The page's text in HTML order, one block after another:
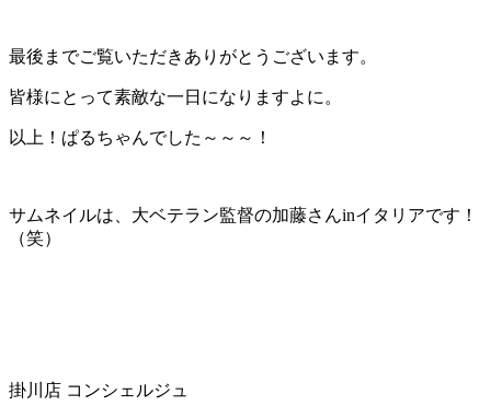
最後までご覧いただきありがとうございます。
皆様にとって素敵な一日になりますよに。
以上！ぱるちゃんでした～～～！
サムネイルは、大ベテラン監督の加藤さんinイタリアです！
（笑）
掛川店 コンシェルジュ